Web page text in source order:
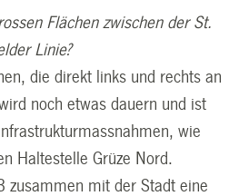
Flächen zwischen der St.
Linie?
die direkt links und rechts an
noch etwas dauern und ist
wie
Haltestelle Grüze Nord.
zusammen mit der Stadt eine